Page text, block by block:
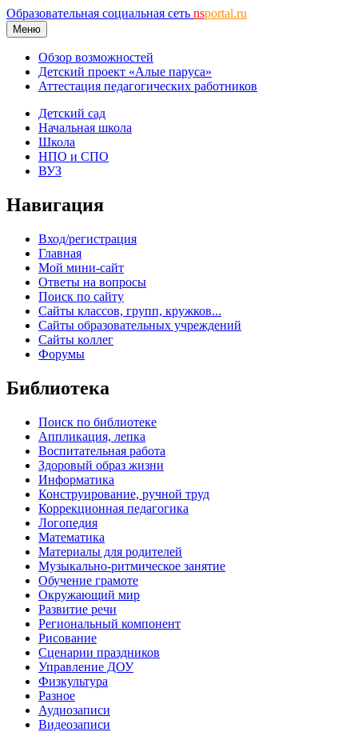
Образовательная социальная сеть nsportal.ru
Меню
Обзор возможностей
Детский проект «Алые паруса»
Аттестация педагогических работников
Детский сад
Начальная школа
Школа
НПО и СПО
ВУЗ
Навигация
Вход/регистрация
Главная
Мой мини-сайт
Ответы на вопросы
Поиск по сайту
Сайты классов, групп, кружков...
Сайты образовательных учреждений
Сайты коллег
Форумы
Библиотека
Поиск по библиотеке
Аппликация, лепка
Воспитательная работа
Здоровый образ жизни
Информатика
Конструирование, ручной труд
Коррекционная педагогика
Логопедия
Математика
Материалы для родителей
Музыкально-ритмическое занятие
Обучение грамоте
Окружающий мир
Развитие речи
Региональный компонент
Рисование
Сценарии праздников
Управление ДОУ
Физкультура
Разное
Аудиозаписи
Видеозаписи